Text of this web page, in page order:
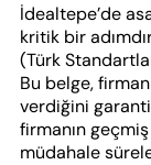
İdealtepe’de
kritik bir
(Türk
Bu belge,
verdiğini
firmanın
müdahale